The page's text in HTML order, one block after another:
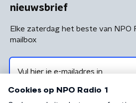
nieuwsbrief
Elke zaterdag het beste van NPO
mailbox